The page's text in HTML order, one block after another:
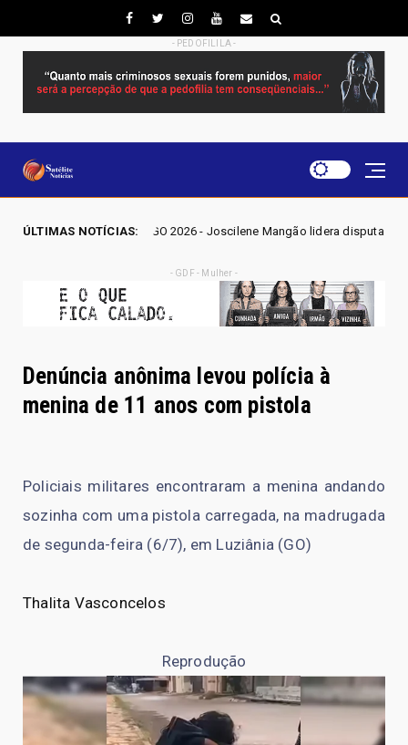
- PEDOFILILA -
ÚLTIMAS NOTÍCIAS:
GO 2026 - Joscilene Mangão lidera disputa por vaga na Alego em
- GDF - Mulher -
Denúncia anônima levou polícia à
menina de 11 anos com pistola
Policiais militares encontraram a menina andando
sozinha com uma pistola carregada, na madrugada
de segunda-feira (6/7), em Luziânia (GO)
Thalita Vasconcelos
Reprodução